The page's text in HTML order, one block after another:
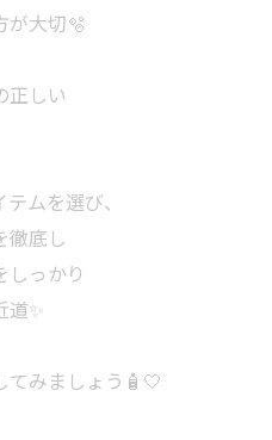
が大切🫧
正しい
ムを選び、
徹底し
っかり
✨
てみましょう🧴🤍